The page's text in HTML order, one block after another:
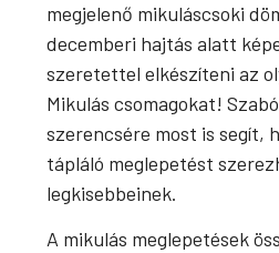
megjelenő mikuláscsoki
decemberi hajtás alatt
szeretettel elkészíteni az
Mikulás csomagokat!
szerencsére most is segít,
tápláló meglepetést
legkisebbeinek.
A mikulás meglepetések